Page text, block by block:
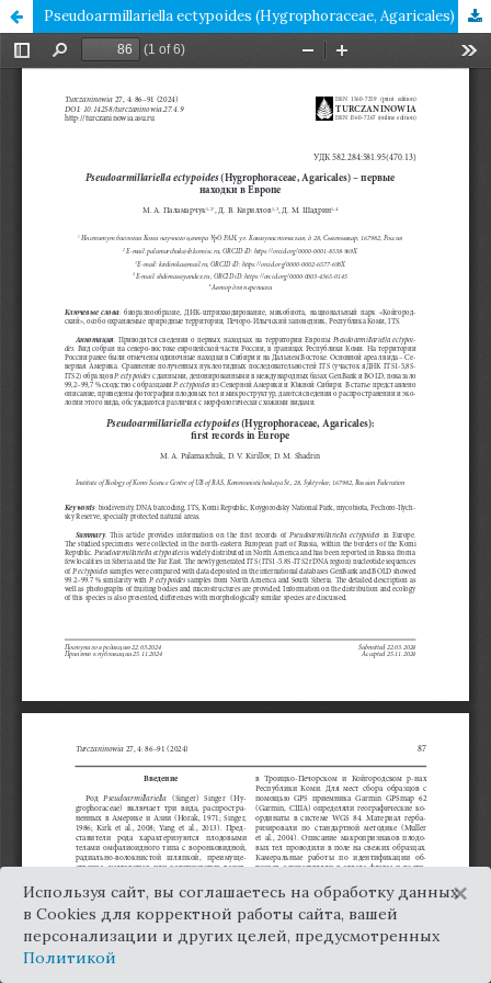
Pseudoarmillariella ectypoides (Hygrophoraceae, Agaricales) – первые находки в Европе
Используя сайт, вы соглашаетесь на обработку данных
в Cookies для корректной работы сайта, вашей
персонализации и других целей, предусмотренных
Политикой
×